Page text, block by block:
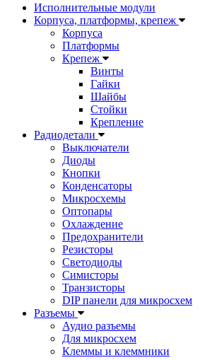
Исполнительные модули
Корпуса, платформы, крепеж
Корпуса
Платформы
Крепеж
Винты
Гайки
Шайбы
Стойки
Крепление
Радиодетали
Выключатели
Диоды
Кнопки
Конденсаторы
Микросхемы
Оптопары
Охлаждение
Предохранители
Резисторы
Светодиоды
Симисторы
Транзисторы
DIP панели для микросхем
Разъемы
Аудио разъемы
Для микросхем
Клеммы и клеммники